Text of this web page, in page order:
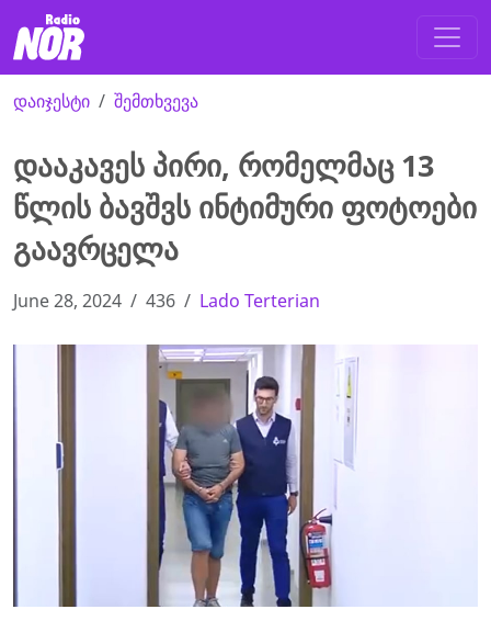
დაიჯესტი შემთხვევა
დააკავეს პირი, რომელმაც 13
წლის ბავშვს ინტიმური ფოტოები
გაავრცელა
June 28, 2024 436 Lado Terterian